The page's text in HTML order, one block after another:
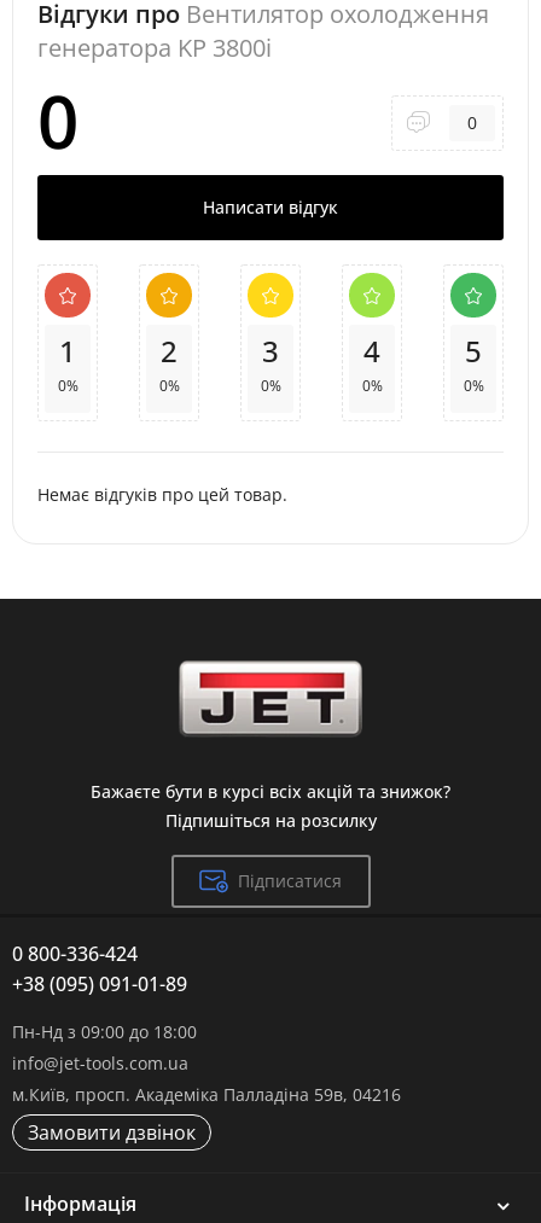
Відгуки про Вентилятор охолодження
генератора KP 3800i
0 0
Написати відгук
1
0%
2
0%
3
0%
4
0%
5
0%
Немає відгуків про цей товар.
Бажаєте бути в курсі всіх акцій та знижок?
Підпишіться на розсилку
Підписатися
0 800-336-424
+38 (095) 091-01-89
Пн-Нд з 09:00 до 18:00
info@jet-tools.com.ua
м.Київ, просп. Академіка Палладіна 59в, 04216
Замовити дзвінок
Інформація